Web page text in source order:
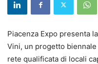
Piacenza Expo presenta
Vini, un progetto
rete qualificata di locali